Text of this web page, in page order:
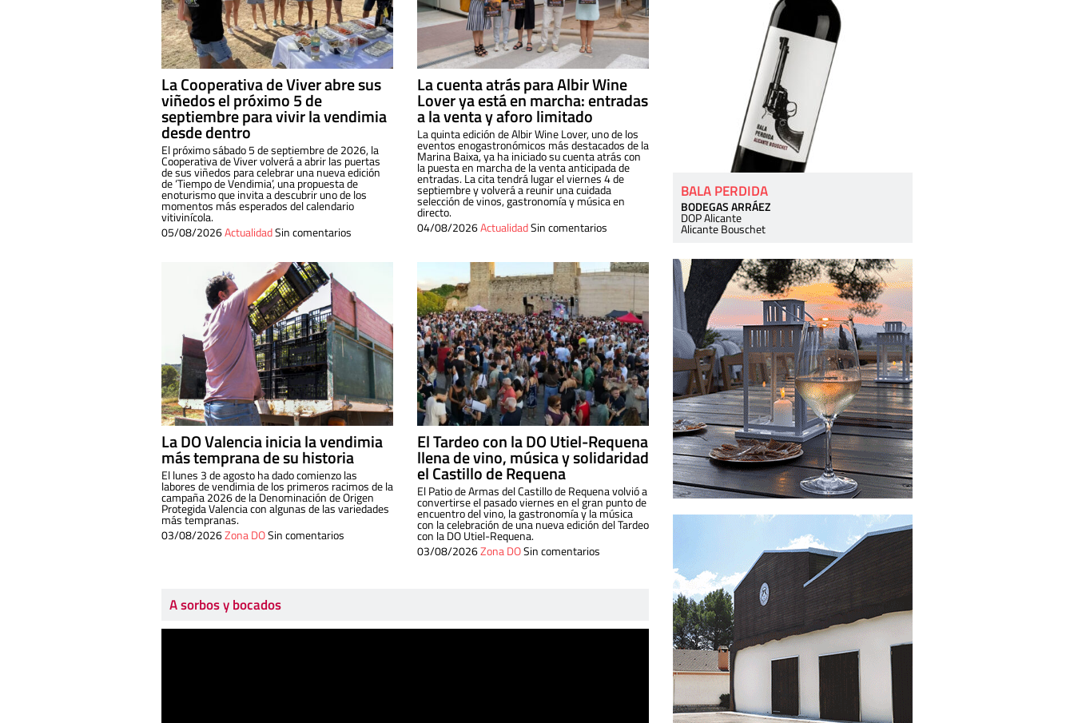
La Cooperativa de Viver abre sus
viñedos el próximo 5 de
septiembre para vivir la vendimia
desde dentro
El próximo sábado 5 de septiembre de 2026, la
Cooperativa de Viver volverá a abrir las puertas
de sus viñedos para celebrar una nueva edición
de ‘Tiempo de Vendimia’, una propuesta de
enoturismo que invita a descubrir uno de los
momentos más esperados del calendario
vitivinícola.
05/08/2026ActualidadSin comentarios
La cuenta atrás para Albir Wine
Lover ya está en marcha: entradas
a la venta y aforo limitado
La quinta edición de Albir Wine Lover, uno de los
eventos enogastronómicos más destacados de la
Marina Baixa, ya ha iniciado su cuenta atrás con
la puesta en marcha de la venta anticipada de
entradas. La cita tendrá lugar el viernes 4 de
septiembre y volverá a reunir una cuidada
selección de vinos, gastronomía y música en
directo.
04/08/2026ActualidadSin comentarios
La DO Valencia inicia la vendimia
más temprana de su historia
El lunes 3 de agosto ha dado comienzo las
labores de vendimia de los primeros racimos de la
campaña 2026 de la Denominación de Origen
Protegida Valencia con algunas de las variedades
más tempranas.
03/08/2026Zona DOSin comentarios
El Tardeo con la DO Utiel-Requena
llena de vino, música y solidaridad
el Castillo de Requena
El Patio de Armas del Castillo de Requena volvió a
convertirse el pasado viernes en el gran punto de
encuentro del vino, la gastronomía y la música
con la celebración de una nueva edición del Tardeo
con la DO Utiel-Requena.
03/08/2026Zona DOSin comentarios
A sorbos y bocados
BALA PERDIDA
BODEGAS ARRÁEZ
DOP Alicante
Alicante Bouschet